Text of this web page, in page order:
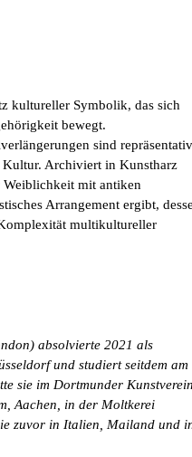
kultureller Symbolik, das sich
bewegt.
sind repräsentativ
Kultur. Archiviert in Kunstharz
Weiblichkeit mit antiken
Arrangement ergibt,
multikultureller
absolvierte 2021 als
und studiert seitdem am
sie im Dortmunder
Aachen, in der Moltkerei
zuvor in Italien, Mailand und